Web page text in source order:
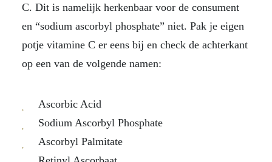
C. Dit is namelijk herkenbaar voor de consument
en “sodium ascorbyl phosphate” niet. Pak je eigen
potje vitamine C er eens bij en check de achterkant
op een van de volgende namen:
Ascorbic Acid
Sodium Ascorbyl Phosphate
Ascorbyl Palmitate